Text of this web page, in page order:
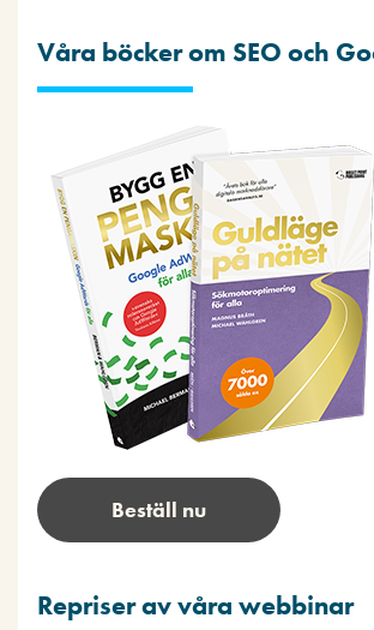
Våra böcker om SEO och
Beställ nu
Repriser av våra webbinar